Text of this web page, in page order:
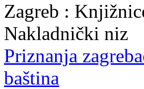
Zagreb :
Nakladnički niz
Priznanja
baština